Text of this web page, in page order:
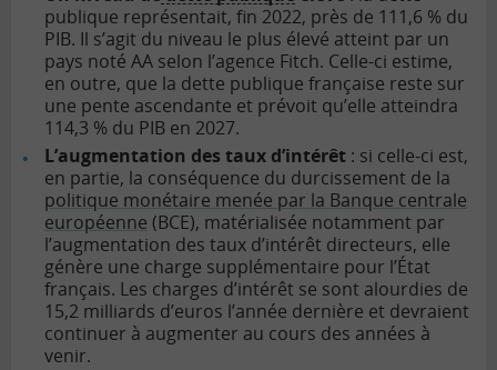
publique représentait, fin 2022, près de 111,6 % du
PIB. Il s’agit du niveau le plus élevé atteint par un
pays noté AA selon l’agence Fitch. Celle-ci estime,
en outre, que la dette publique française reste sur
une pente ascendante et prévoit qu’elle atteindra
114,3 % du PIB en 2027.
L’augmentation des taux d’intérêt : si celle-ci est,
en partie, la conséquence du durcissement de la
politique monétaire menée par la Banque centrale
européenne (BCE), matérialisée notamment par
l’augmentation des taux d’intérêt directeurs, elle
génère une charge supplémentaire pour l’État
français. Les charges d’intérêt se sont alourdies de
15,2 milliards d’euros l’année dernière et devraient
continuer à augmenter au cours des années à
venir.